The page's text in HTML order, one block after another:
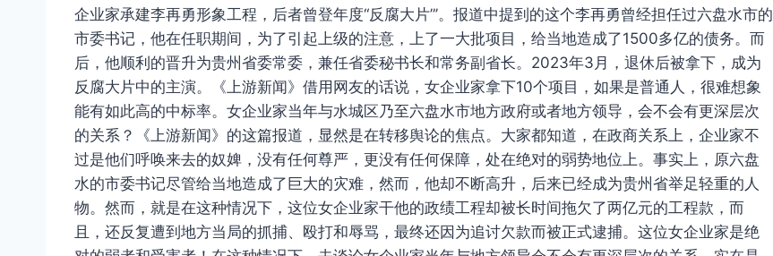
企业家承建李再勇形象工程，后者曾登年度“反腐大片”’。报道中提到的这个李再勇曾经担任过六盘水市的
市委书记，他在任职期间，为了引起上级的注意，上了一大批项目，给当地造成了1500多亿的债务。而
后，他顺利的晋升为贵州省委常委，兼任省委秘书长和常务副省长。2023年3月，退休后被拿下，成为
反腐大片中的主演。《上游新闻》借用网友的话说，女企业家拿下10个项目，如果是普通人，很难想象
能有如此高的中标率。女企业家当年与水城区乃至六盘水市地方政府或者地方领导，会不会有更深层次
的关系？《上游新闻》的这篇报道，显然是在转移舆论的焦点。大家都知道，在政商关系上，企业家不
过是他们呼唤来去的奴婢，没有任何尊严，更没有任何保障，处在绝对的弱势地位上。事实上，原六盘
水的市委书记尽管给当地造成了巨大的灾难，然而，他却不断高升，后来已经成为贵州省举足轻重的人
物。然而，就是在这种情况下，这位女企业家干他的政绩工程却被长时间拖欠了两亿元的工程款，而
且，还反复遭到地方当局的抓捕、殴打和辱骂，最终还因为追讨欠款而被正式逮捕。这位女企业家是绝